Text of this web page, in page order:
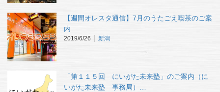
【週間オレスタ通信】7月のうたごえ喫茶のご案
内
2019/6/26 新潟
「第１１５回 にいがた未来塾」のご案内（に
いがた未来塾 事務局）…